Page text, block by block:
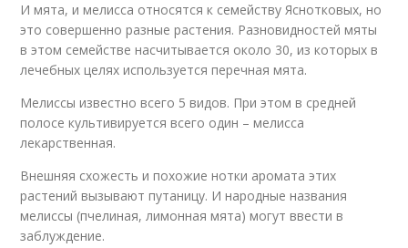
И мята, и мелисса относятся к семейству Яснотковых, но
это совершенно разные растения. Разновидностей мяты
в этом семействе насчитывается около 30, из которых в
лечебных целях используется перечная мята.
Мелиссы известно всего 5 видов. При этом в средней
полосе культивируется всего один – мелисса
лекарственная.
Внешняя схожесть и похожие нотки аромата этих
растений вызывают путаницу. И народные названия
мелиссы (пчелиная, лимонная мята) могут ввести в
заблуждение.